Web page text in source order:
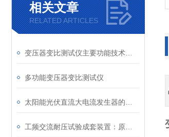
相关文章
RELATED ARTICLES
多功能变压器变比测试仪